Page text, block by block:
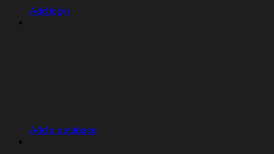
Add login
Add a database